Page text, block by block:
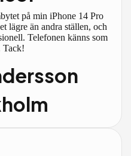
på min iPhone 14 Pro
lägre än andra ställen, och
Telefonen känns som
Tack!